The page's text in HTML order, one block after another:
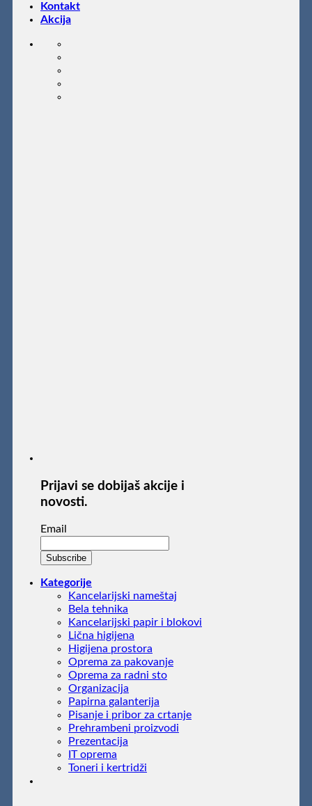
Kontakt
Akcija
Prijavi se dobijaš akcije i
novosti.
Email
Kategorije
Kancelarijski nameštaj
Bela tehnika
Kancelarijski papir i blokovi
Lična higijena
Higijena prostora
Oprema za pakovanje
Oprema za radni sto
Organizacija
Papirna galanterija
Pisanje i pribor za crtanje
Prehrambeni proizvodi
Prezentacija
IT oprema
Toneri i kertridži